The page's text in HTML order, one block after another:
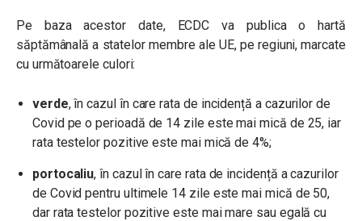
Pe baza acestor date, ECDC va publica o hartă
săptămânală a statelor membre ale UE, pe regiuni, marcate
cu următoarele culori:
verde, în cazul în care rata de incidență a cazurilor de
Covid pe o perioadă de 14 zile este mai mică de 25, iar
rata testelor pozitive este mai mică de 4%;
portocaliu, în cazul în care rata de incidență a cazurilor
de Covid pentru ultimele 14 zile este mai mică de 50,
dar rata testelor pozitive este mai mare sau egală cu